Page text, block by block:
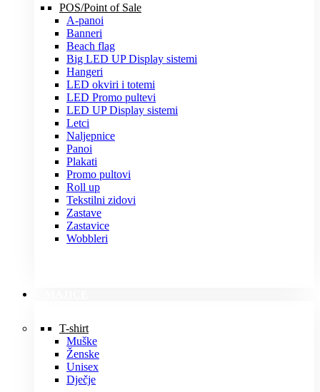
POS/Point of Sale
A-panoi
Banneri
Beach flag
Big LED UP Display sistemi
Hangeri
LED okviri i totemi
LED Promo pultevi
LED UP Display sistemi
Letci
Naljepnice
Panoi
Plakati
Promo pultovi
Roll up
Tekstilni zidovi
Zastave
Zastavice
Wobbleri
T-shirt
Muške
Ženske
Unisex
Dječje